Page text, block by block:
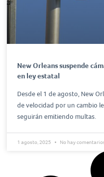
New Orleans suspende
en ley estatal
Desde el 1 de agosto, New
de velocidad por un cambio
seguirán emitiendo multas.
1 agosto, 2025 No hay